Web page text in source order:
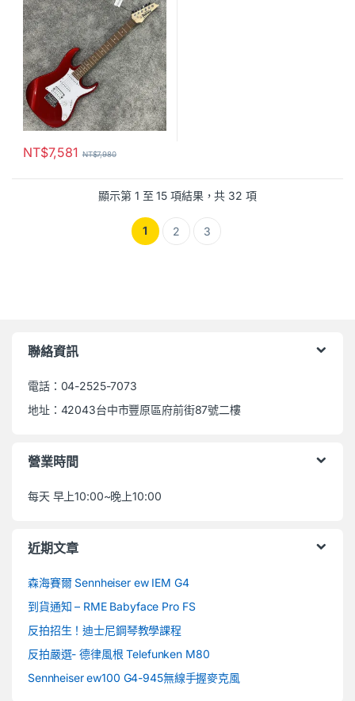
NT$7,581 NT$7,980
顯示第 1 至 15 項結果，共 32 項
1 2 3
聯絡資訊
電話：04-2525-7073
地址：42043台中市豐原區府前街87號二樓
營業時間
每天 早上10:00~晚上10:00
近期文章
森海賽爾 Sennheiser ew IEM G4
到貨通知 – RME Babyface Pro FS
反拍招生！迪士尼鋼琴教學課程
反拍嚴選- 德律風根 Telefunken M80
Sennheiser ew100 G4-945無線手握麥克風